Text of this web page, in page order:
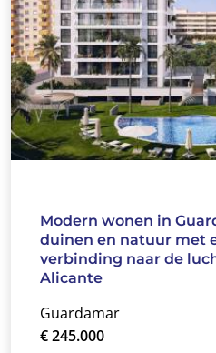
Modern wonen in
duinen en natuur met
verbinding naar de
Alicante
Guardamar
€ 245.000